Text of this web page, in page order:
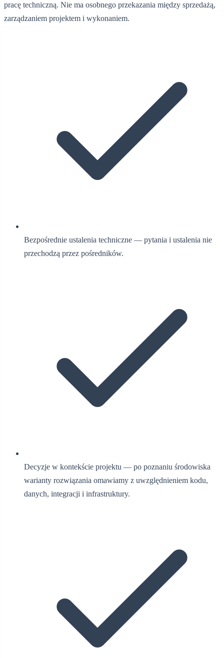
pracę techniczną. Nie ma osobnego przekazania między sprzedażą,
zarządzaniem projektem i wykonaniem.
Bezpośrednie ustalenia techniczne — pytania i ustalenia nie
przechodzą przez pośredników.
Decyzje w kontekście projektu — po poznaniu środowiska
warianty rozwiązania omawiamy z uwzględnieniem kodu,
danych, integracji i infrastruktury.